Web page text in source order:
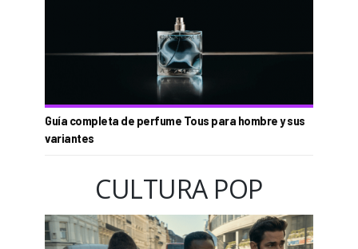
Guía completa de perfume Tous para hombre y sus
variantes
CULTURA POP